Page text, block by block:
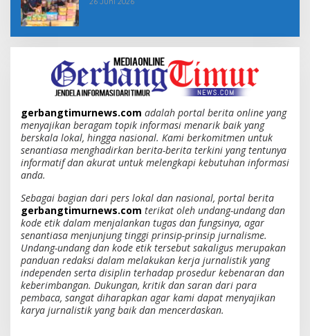
gerbangtimurnews.com adalah portal berita online yang
menyajikan beragam topik informasi menarik baik yang
berskala lokal, hingga nasional. Kami berkomitmen untuk
senantiasa menghadirkan berita-berita terkini yang tentunya
informatif dan akurat untuk melengkapi kebutuhan informasi
anda.
Sebagai bagian dari pers lokal dan nasional, portal berita
gerbangtimurnews.com terikat oleh undang-undang dan
kode etik dalam menjalankan tugas dan fungsinya, agar
senantiasa menjunjung tinggi prinsip-prinsip jurnalisme.
Undang-undang dan kode etik tersebut sakaligus merupakan
panduan redaksi dalam melakukan kerja jurnalistik yang
independen serta disiplin terhadap prosedur kebenaran dan
keberimbangan. Dukungan, kritik dan saran dari para
pembaca, sangat diharapkan agar kami dapat menyajikan
karya jurnalistik yang baik dan mencerdaskan.